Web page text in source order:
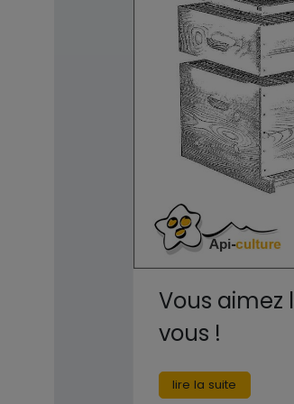
Vous aimez
vous !
lire la suite